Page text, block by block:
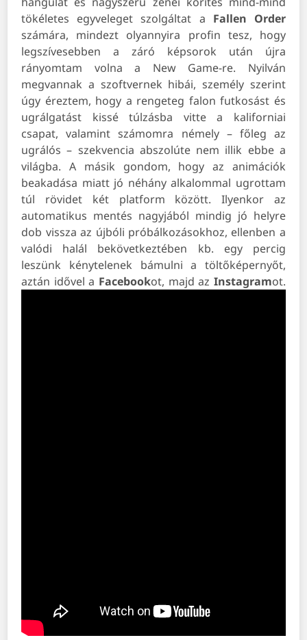
tökéletes egyveleget szolgáltat a Fallen Order
számára, mindezt olyannyira profin tesz, hogy
legszívesebben a záró képsorok után újra
rányomtam volna a New Game-re. Nyilván
megvannak a szoftvernek hibái, személy szerint
úgy éreztem, hogy a rengeteg falon futkosást és
ugrálgatást kissé túlzásba vitte a kaliforniai
csapat, valamint számomra némely – főleg az
ugrálós – szekvencia abszolúte nem illik ebbe a
világba. A másik gondom, hogy az animációk
beakadása miatt jó néhány alkalommal ugrottam
túl rövidet két platform között. Ilyenkor az
automatikus mentés nagyjából mindig jó helyre
dob vissza az újbóli próbálkozásokhoz, ellenben a
valódi halál bekövetkeztében kb. egy percig
leszünk kénytelenek bámulni a töltőképernyőt,
aztán idővel a Facebookot, majd az Instagramot.